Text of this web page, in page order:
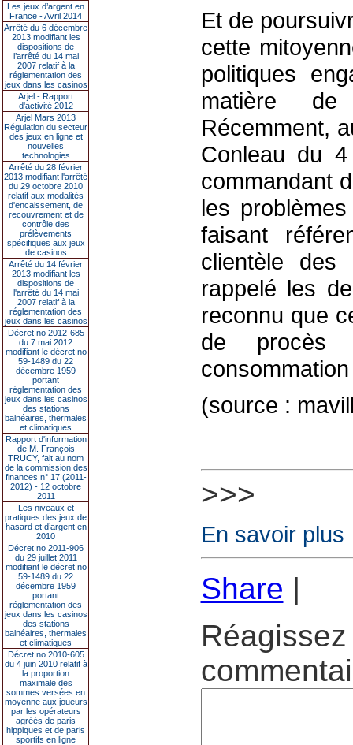
Les jeux d’argent en
France - Avril 2014
Arrêté du 6 décembre
2013 modifiant les
dispositions de
l’arrêté du 14 mai
2007 relatif à la
réglementation des
jeux dans les casinos
Arjel - Rapport
d'activité 2012
Arjel Mars 2013
Régulation du secteur
des jeux en ligne et
nouvelles
technologies
Arrêté du 28 février
2013 modifiant l'arrêté
du 29 octobre 2010
relatif aux modalités
d'encaissement, de
recouvrement et de
contrôle des
prélèvements
spécifiques aux jeux
de casinos
Arrêté du 14 février
2013 modifiant les
dispositions de
l'arrêté du 14 mai
2007 relatif à la
réglementation des
jeux dans les casinos
Décret no 2012-685
du 7 mai 2012
modifiant le décret no
59-1489 du 22
décembre 1959
portant
réglementation des
jeux dans les casinos
des stations
balnéaires, thermales
et climatiques
Rapport d'information
de M. François
TRUCY, fait au nom
de la commission des
finances n° 17 (2011-
2012) - 12 octobre
2011
Les niveaux et
pratiques des jeux de
hasard et d’argent en
2010
Décret no 2011-906
du 29 juillet 2011
modifiant le décret no
59-1489 du 22
décembre 1959
portant
réglementation des
jeux dans les casinos
des stations
balnéaires, thermales
et climatiques
Décret no 2010-605
du 4 juin 2010 relatif à
la proportion
maximale des
sommes versées en
moyenne aux joueurs
par les opérateurs
agréés de paris
hippiques et de paris
sportifs en ligne
Et de
cette
politiques
matière de
Récemment,
Conleau du
commandant
les
faisant
clientèle des
rappelé les
reconnu que
de
consommation
(source :
>>>
En savoir plus
Share |